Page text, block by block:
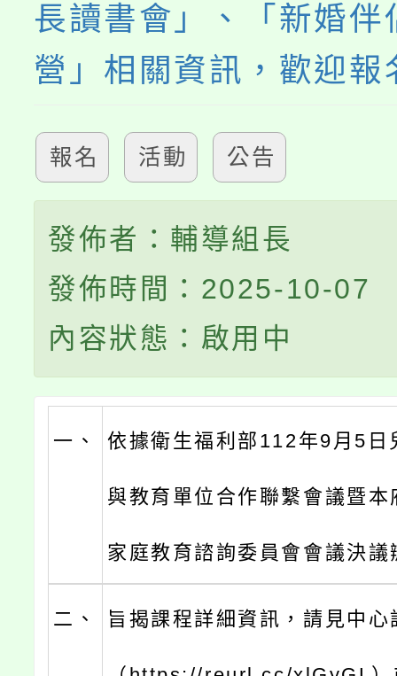
長讀書會」、「新婚伴
營」相關資訊，歡迎報
報名 活動 公告
發佈者：輔導組長
發佈時間：2025-10-07
內容狀態：啟用中
一、 依據衛生福利部112年9月5日
與教育單位合作聯繫會議暨
家庭教育諮詢委員會會議決議
二、 旨揭課程詳細資訊，請見中